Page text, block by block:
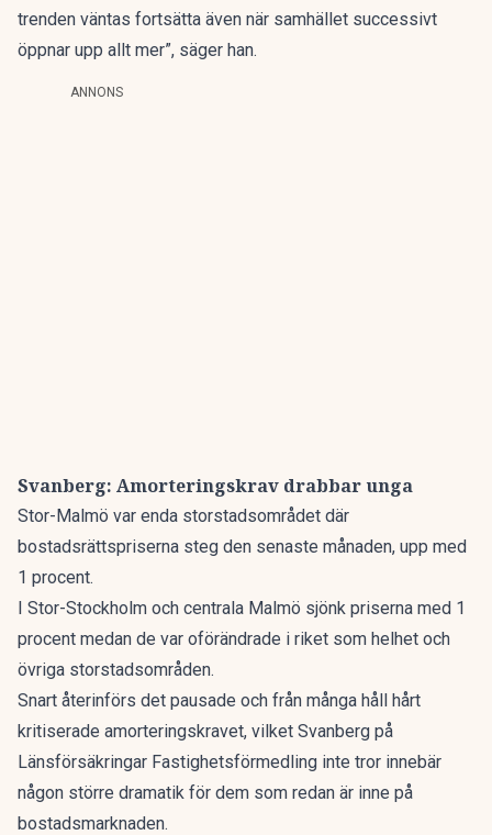
trenden väntas fortsätta även när samhället successivt
öppnar upp allt mer”, säger han.
ANNONS
Svanberg: Amorteringskrav drabbar unga
Stor-Malmö var enda storstadsområdet där
bostadsrättspriserna steg den senaste månaden, upp med
1 procent.
I Stor-Stockholm och centrala Malmö sjönk priserna med 1
procent medan de var oförändrade i riket som helhet och
övriga storstadsområden.
Snart återinförs det pausade och från många håll hårt
kritiserade amorteringskravet, vilket Svanberg på
Länsförsäkringar Fastighetsförmedling inte tror innebär
någon större dramatik för dem som redan är inne på
bostadsmarknaden.